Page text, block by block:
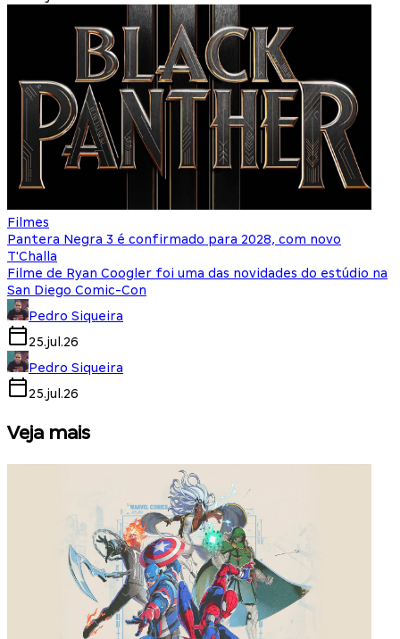
Filmes
Pantera Negra 3 é confirmado para 2028, com novo
T'Challa
Filme de Ryan Coogler foi uma das novidades do estúdio na
San Diego Comic-Con
Pedro Siqueira
25.jul.26
Pedro Siqueira
25.jul.26
Veja mais